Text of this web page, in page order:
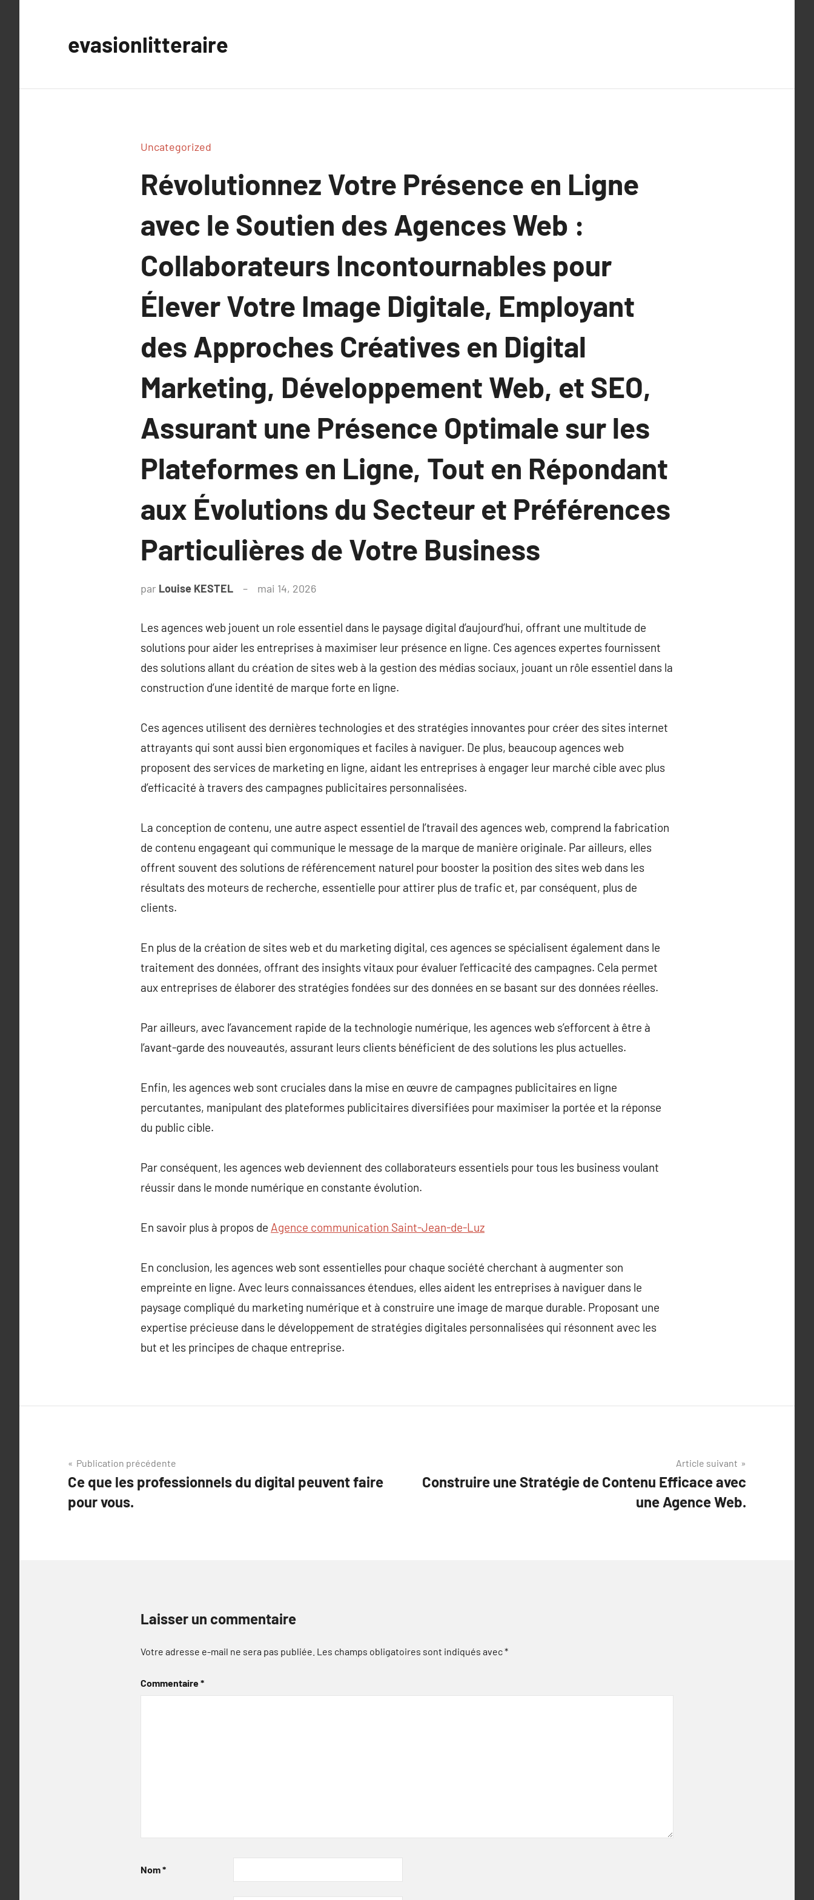
evasionlitteraire
Uncategorized
Révolutionnez Votre Présence en Ligne
avec le Soutien des Agences Web :
Collaborateurs Incontournables pour
Élever Votre Image Digitale, Employant
des Approches Créatives en Digital
Marketing, Développement Web, et SEO,
Assurant une Présence Optimale sur les
Plateformes en Ligne, Tout en Répondant
aux Évolutions du Secteur et Préférences
Particulières de Votre Business
par Louise KESTEL mai 14, 2026
Les agences web jouent un role essentiel dans le paysage digital d’aujourd’hui, offrant une multitude de
solutions pour aider les entreprises à maximiser leur présence en ligne. Ces agences expertes fournissent
des solutions allant du création de sites web à la gestion des médias sociaux, jouant un rôle essentiel dans la
construction d’une identité de marque forte en ligne.
Ces agences utilisent des dernières technologies et des stratégies innovantes pour créer des sites internet
attrayants qui sont aussi bien ergonomiques et faciles à naviguer. De plus, beaucoup agences web
proposent des services de marketing en ligne, aidant les entreprises à engager leur marché cible avec plus
d’efficacité à travers des campagnes publicitaires personnalisées.
La conception de contenu, une autre aspect essentiel de l’travail des agences web, comprend la fabrication
de contenu engageant qui communique le message de la marque de manière originale. Par ailleurs, elles
offrent souvent des solutions de référencement naturel pour booster la position des sites web dans les
résultats des moteurs de recherche, essentielle pour attirer plus de trafic et, par conséquent, plus de
clients.
En plus de la création de sites web et du marketing digital, ces agences se spécialisent également dans le
traitement des données, offrant des insights vitaux pour évaluer l’efficacité des campagnes. Cela permet
aux entreprises de élaborer des stratégies fondées sur des données en se basant sur des données réelles.
Par ailleurs, avec l’avancement rapide de la technologie numérique, les agences web s’efforcent à être à
l’avant-garde des nouveautés, assurant leurs clients bénéficient de des solutions les plus actuelles.
Enfin, les agences web sont cruciales dans la mise en œuvre de campagnes publicitaires en ligne
percutantes, manipulant des plateformes publicitaires diversifiées pour maximiser la portée et la réponse
du public cible.
Par conséquent, les agences web deviennent des collaborateurs essentiels pour tous les business voulant
réussir dans le monde numérique en constante évolution.
En savoir plus à propos de Agence communication Saint-Jean-de-Luz
En conclusion, les agences web sont essentielles pour chaque société cherchant à augmenter son
empreinte en ligne. Avec leurs connaissances étendues, elles aident les entreprises à naviguer dans le
paysage compliqué du marketing numérique et à construire une image de marque durable. Proposant une
expertise précieuse dans le développement de stratégies digitales personnalisées qui résonnent avec les
but et les principes de chaque entreprise.
Navigation
de
l’article
Publication précédente
Ce que les professionnels du digital peuvent faire
pour vous.
Article suivant
Construire une Stratégie de Contenu Efficace avec
une Agence Web.
Laisser un commentaire
Votre adresse e-mail ne sera pas publiée. Les champs obligatoires sont indiqués avec*
Commentaire*
Nom*